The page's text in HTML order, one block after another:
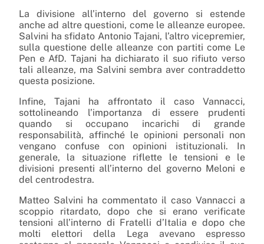
La divisione all’interno del governo si estende
anche ad altre questioni, come le alleanze europee.
Salvini ha sfidato Antonio Tajani, l’altro vicepremier,
sulla questione delle alleanze con partiti come Le
Pen e AfD. Tajani ha dichiarato il suo rifiuto verso
tali alleanze, ma Salvini sembra aver contraddetto
questa posizione.
Infine, Tajani ha affrontato il caso Vannacci,
sottolineando l’importanza di essere prudenti
quando si occupano incarichi di grande
responsabilità, affinché le opinioni personali non
vengano confuse con opinioni istituzionali. In
generale, la situazione riflette le tensioni e le
divisioni presenti all’interno del governo Meloni e
del centrodestra.
Matteo Salvini ha commentato il caso Vannacci a
scoppio ritardato, dopo che si erano verificate
tensioni all’interno di Fratelli d’Italia e dopo che
molti elettori della Lega avevano espresso